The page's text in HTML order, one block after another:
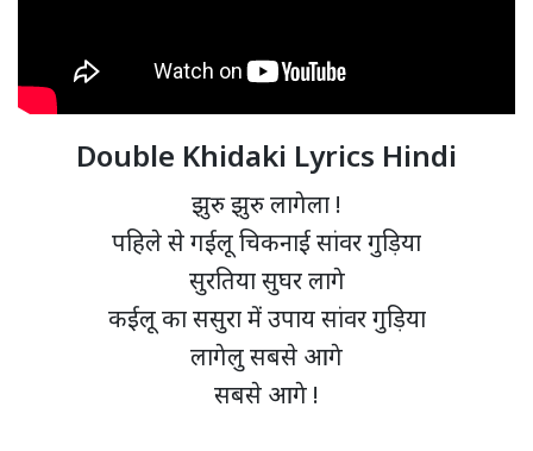
Double Khidaki Lyrics Hindi
झुरु झुरु लागेला !
पहिले से गईलू चिकनाई सांवर गुड़िया
सुरतिया सुघर लागे
कईलू का ससुरा में उपाय सांवर गुड़िया
लागेलु सबसे आगे
सबसे आगे !